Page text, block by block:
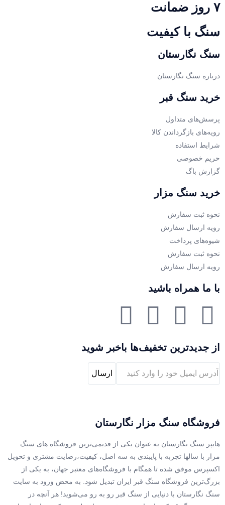
۷ روز ضمانت
سنگ با کیفیت
سنگ نگارستان
درباره سنگ نگارستان
خرید سنگ قبر
پرسش‌های متداول
رویه‌های بازگرداندن کالا
شرایط استفاده
حریم خصوصی
گزارش باگ
خرید سنگ مزار
نحوه ثبت سفارش
رویه ارسال سفارش
شیوه‌های پرداخت
نحوه ثبت سفارش
رویه ارسال سفارش
با ما همراه باشید
از جدیدترین تخفیف‌ها باخبر شوید
فروشگاه سنگ مزار نگارستان
هایپر سنگ نگارستان به عنوان یکی از قدیمی‌ترین فروشگاه های سنگ
مزار با سالها تجربه با پایبندی به سه اصل، کیفیت،رضایت مشتری و تحویل
اکسپرس موفق شده تا همگام با فروشگاه‌های معتبر جهان، به یکی از
بزرگ‌ترین فروشگاه سنگ قبر ایران تبدیل شود. به محض ورود به سایت
سنگ نگارستان با دنیایی از سنگ قبر رو به رو می‌شوید! هر آنچه در